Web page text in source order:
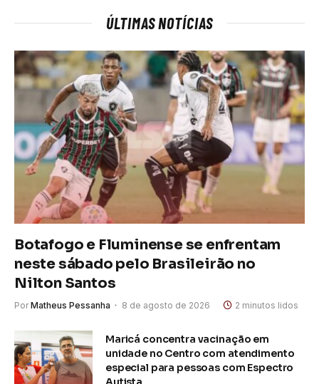
ÚLTIMAS NOTÍCIAS
Botafogo e Fluminense se enfrentam
neste sábado pelo Brasileirão no
Nilton Santos
Por Matheus Pessanha 8 de agosto de 2026 2 minutos lidos
Maricá concentra vacinação em
unidade no Centro com atendimento
especial para pessoas com Espectro